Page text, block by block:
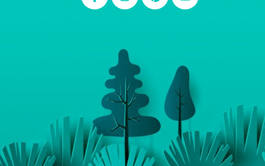
Carol Pessoa
Ju Mirthes